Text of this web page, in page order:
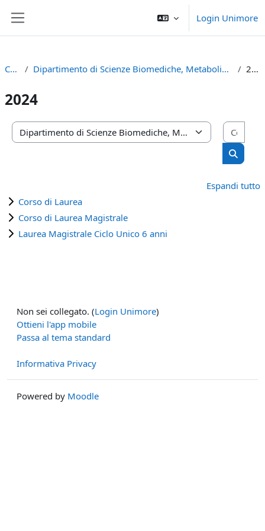
Login Unimore
Corsi Dipartimento di Scienze Biomediche, Metaboliche e Neuroscienze 2024
2024
Categorie di corso
Cerca
Espandi tutto
Corso di Laurea
Corso di Laurea Magistrale
Laurea Magistrale Ciclo Unico 6 anni
Non sei collegato. (Login Unimore)
Ottieni l'app mobile
Passa al tema standard
Informativa Privacy
Powered by Moodle